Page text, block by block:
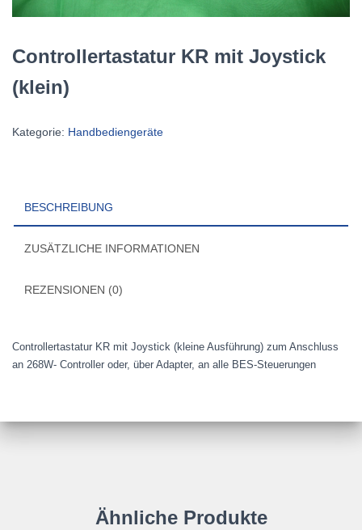
Controllertastatur KR mit Joystick
(klein)
Kategorie: Handbediengeräte
BESCHREIBUNG
ZUSÄTZLICHE INFORMATIONEN
REZENSIONEN (0)
Controllertastatur KR mit Joystick (kleine Ausführung) zum Anschluss
an 268W- Controller oder, über Adapter, an alle BES-Steuerungen
Ähnliche Produkte